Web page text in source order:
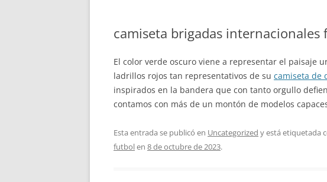
camiseta brigadas internacionales
El color verde oscuro viene a representar el paisaje
ladrillos rojos tan representativos de su camiseta de
inspirados en la bandera que con tanto orgullo
contamos con más de un montón de modelos
Esta entrada se publicó en Uncategorized y está etiquetada
futbolen 8 de octubre de 2023.